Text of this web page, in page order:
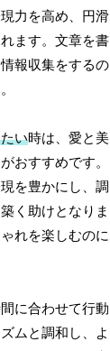
力を高め、円滑
ます。文章を書
報収集をするの
い時は、愛と美
おすすめです。
を豊かにし、調
く助けとなりま
れを楽しむのに
に合わせて行動
ムと調和し、よ